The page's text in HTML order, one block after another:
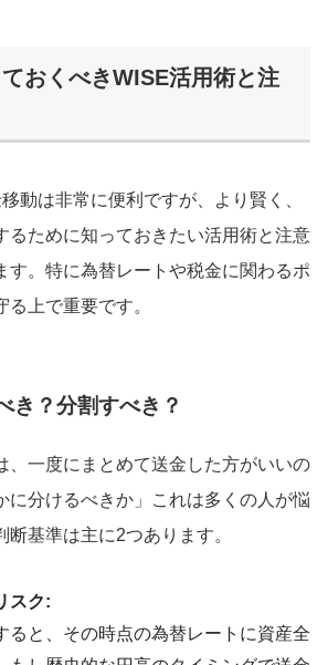
おくべきWISE活用術と注
動は非常に便利ですが、より賢く、
るために知っておきたい活用術と注意
す。特に為替レートや税金に関わるポ
上で重要です。
き？分割すべき？
、一度にまとめて送金した方がいいの
に分けるべきか」これは多くの人が悩
断基準は主に2つあります。
スク:
ると、その時点の為替レートに資産全